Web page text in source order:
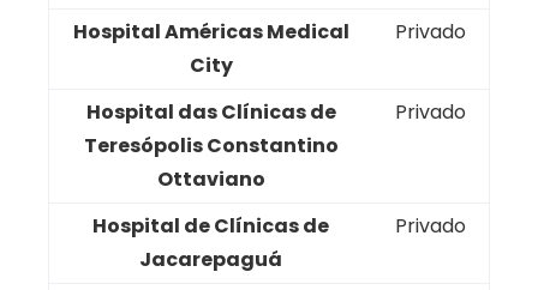
Hospital Américas Medical
City
Privado
Hospital das Clínicas de
Teresópolis Constantino
Ottaviano
Privado
Hospital de Clínicas de
Jacarepaguá
Privado